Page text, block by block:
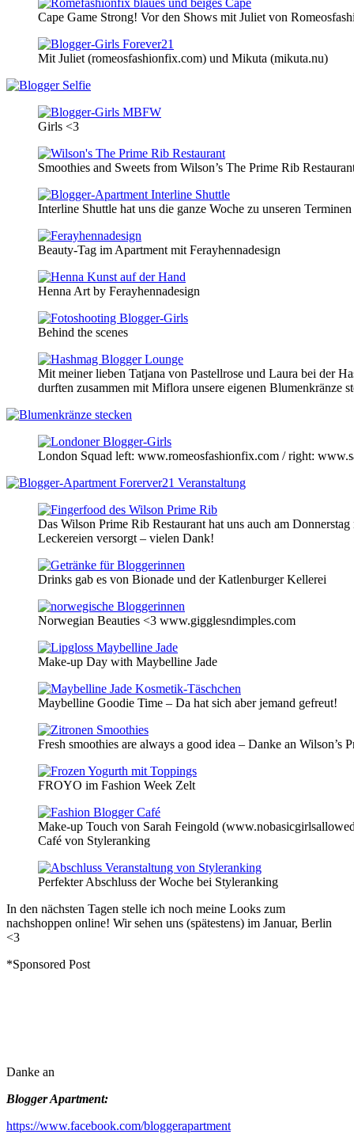
Cape Game Strong! Vor den Shows mit Juliet von
Mit Juliet (romeosfashionfix.com) und Mikuta (mikuta.nu)
Girls <3
Smoothies and Sweets from Wilson’s The Prime Rib
Interline Shuttle hat uns die ganze Woche zu unseren
Beauty-Tag im Apartment mit Ferayhennadesign
Henna Art by Ferayhennadesign
Behind the scenes
Mit meiner lieben Tatjana von Pastellrose und Laura bei der
durften zusammen mit Miflora unsere eigenen Blumenkränze
London Squad left: www.romeosfashionfix.com / right:
Das Wilson Prime Rib Restaurant hat uns auch am
Leckereien versorgt – vielen Dank!
Drinks gab es von Bionade und der Katlenburger Kellerei
Norwegian Beauties <3 www.gigglesndimples.com
Make-up Day with Maybelline Jade
Maybelline Goodie Time – Da hat sich aber jemand gefreut!
Fresh smoothies are always a good idea – Danke an Wilson’s
FROYO im Fashion Week Zelt
Make-up Touch von Sarah Feingold
Café von Styleranking
Perfekter Abschluss der Woche bei Styleranking
In den nächsten Tagen stelle ich noch meine Looks zum
nachshoppen online! Wir sehen uns (spätestens) im Januar, Berlin
<3
*Sponsored Post
Danke an
Blogger Apartment:
https://www.facebook.com/bloggerapartment